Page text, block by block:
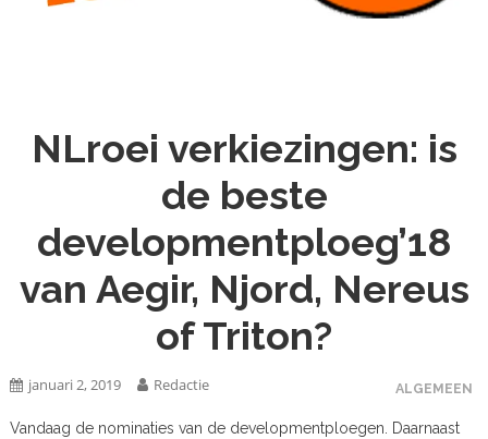
NLroei verkiezingen: is
de beste
developmentploeg’18
van Aegir, Njord, Nereus
of Triton?
ALGEMEEN
januari 2, 2019 Redactie
Vandaag de nominaties van de developmentploegen. Daarnaast